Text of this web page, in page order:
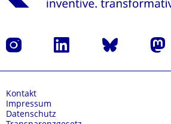
Instagram LinkedIn Bluesky
Kontakt
Impressum
Datenschutz